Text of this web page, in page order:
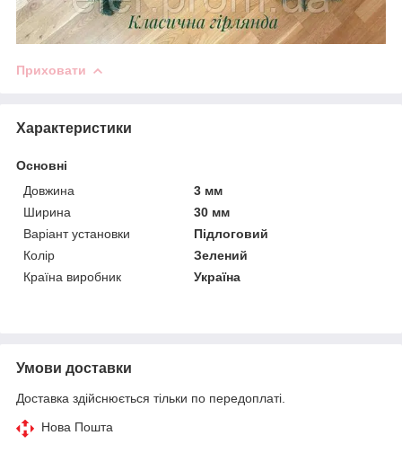
Приховати
Характеристики
Основні
Довжина
3 мм
Ширина
30 мм
Варіант установки
Підлоговий
Колір
Зелений
Країна виробник
Україна
Умови доставки
Доставка здійснюється тільки по передоплаті.
Нова Пошта